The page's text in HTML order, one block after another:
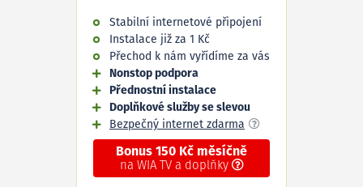
Stabilní internetové připojení
Instalace již za 1 Kč
Přechod k nám vyřídíme za vás
Nonstop podpora
Přednostní instalace
Doplňkové služby se slevou
Bezpečný internet zdarma
Bonus 150 Kč měsíčně
na WIA TV a doplňky